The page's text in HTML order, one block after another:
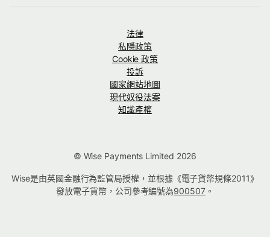
法律
私隱政策
Cookie 政策
投訴
國家網站地圖
現代奴役法案
知識產權
© Wise Payments Limited 2026
Wise是由英國金融行為監管局授權，並根據《電子貨幣規條2011》
發放電子貨幣，公司參考編號為900507。